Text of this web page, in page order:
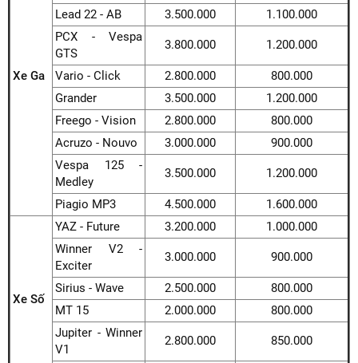
Xe Ga
Lead 22 - AB
3.500.000
1.100.000
PCX - Vespa
GTS
3.800.000 1.200.000
Vario - Click 2.800.000
800.000
Grander
3.500.000
1.200.000
Freego - Vision
2.800.000
800.000
Acruzo - Nouvo
3.000.000
900.000
Vespa 125 -
Medley
3.500.000 1.200.000
Piagio MP3 4.500.000 1.600.000
Xe Số
YAZ - Future 3.200.000
1.000.000
Winner V2 -
Exciter
3.000.000 900.000
Sirius - Wave 2.500.000
800.000
MT 15
2.000.000
800.000
Jupiter - Winner
V1
2.800.000 850.000